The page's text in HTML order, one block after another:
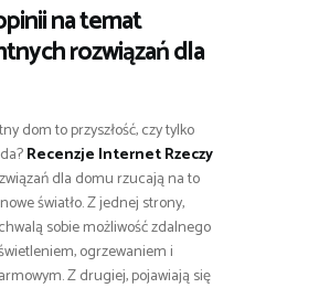
na temat
rozwiązań dla
dom to przyszłość, czy tylko
Recenzje Internet Rzeczy
dla domu rzucają na to
światło. Z jednej strony,
sobie możliwość zdalnego
ogrzewaniem i
Z drugiej, pojawiają się